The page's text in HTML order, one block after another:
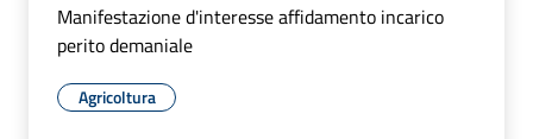
Manifestazione d'interesse affidamento incarico
perito demaniale
Agricoltura